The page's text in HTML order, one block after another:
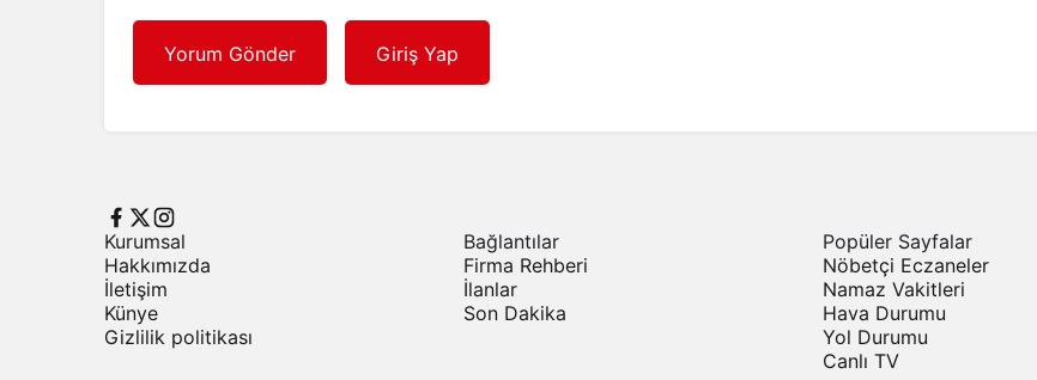
Yorum Gönder Giriş Yap
Kurumsal
Hakkımızda
İletişim
Künye
Gizlilik politikası
Bağlantılar
Firma Rehberi
İlanlar
Son Dakika
Popüler Sayfalar
Nöbetçi Eczaneler
Namaz Vakitleri
Hava Durumu
Yol Durumu
Canlı TV